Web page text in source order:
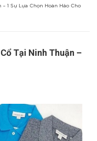
1 Sự Lựa Chọn Hoàn Hảo Cho
Tại Ninh Thuận –